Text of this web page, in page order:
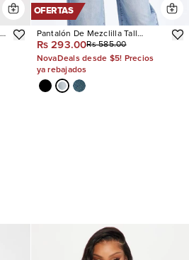
OFERTAS
Pantalón De Mezclilla Tall
Westside Low Rise Wide Leg
Rs 293.00Rs 585.00
NovaDeals desde $5! Precios
ya rebajados